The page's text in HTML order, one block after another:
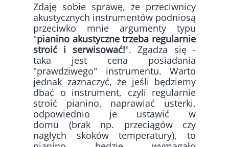
Zdaję sobie sprawę, że przeciwnicy
akustycznych instrumentów podniosą
przeciwko mnie argumenty typu
"pianino akustyczne trzeba regularnie
stroić i serwisować!". Zgadza się -
taka jest cena posiadania
"prawdziwego" instrumentu. Warto
jednak zaznaczyć, że jeśli będziemy
dbać o instrument, czyli regularnie
stroić pianino, naprawiać usterki,
odpowiednio je ustawić w
domu (brak np. przeciągów czy
nagłych skoków temperatury), to